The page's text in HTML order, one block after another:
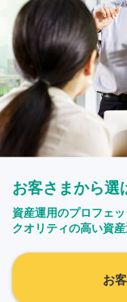
お客さまから選
資産運用のプロフェ
クオリティの高い資
お